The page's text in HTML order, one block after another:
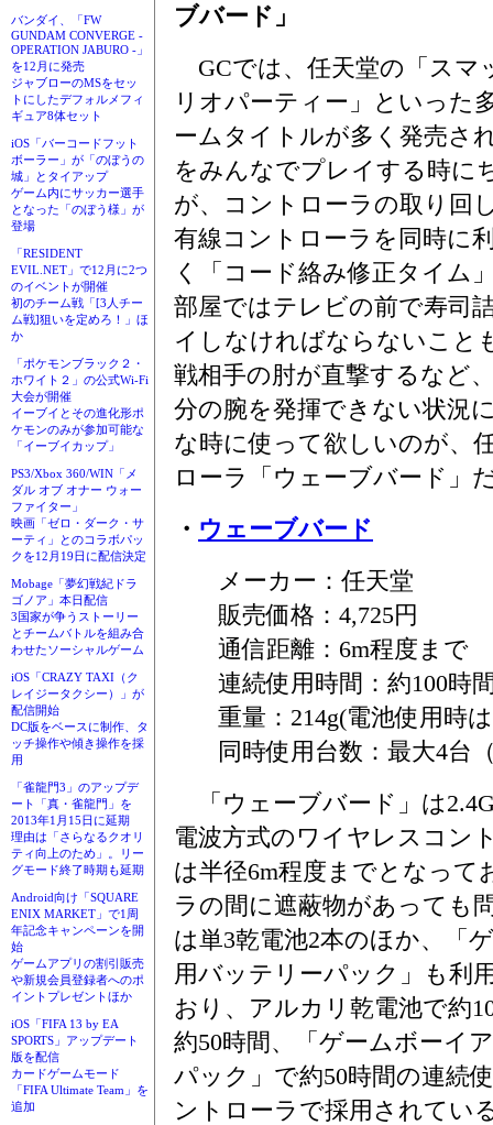
バンダイ、「FW
GUNDAM CONVERGE -
OPERATION JABURO -」
を12月に発売
ジャブローのMSをセッ
トにしたデフォルメフィ
ギュア8体セット
iOS「バーコードフット
ボーラー」が「のぼうの
城」とタイアップ
ゲーム内にサッカー選手
となった「のぼう様」が
登場
「RESIDENT
EVIL.NET」で12月に2つ
のイベントが開催
初のチーム戦「[3人チー
ム戦]狙いを定めろ！」ほ
か
「ポケモンブラック２・
ホワイト２」の公式Wi-Fi
大会が開催
イーブイとその進化形ポ
ケモンのみが参加可能な
「イーブイカップ」
PS3/Xbox 360/WIN「メ
ダル オブ オナー ウォー
ファイター」
映画「ゼロ・ダーク・サ
ーティ」とのコラボパッ
クを12月19日に配信決定
Mobage「夢幻戦紀ドラ
ゴノア」本日配信
3国家が争うストーリー
とチームバトルを組み合
わせたソーシャルゲーム
iOS「CRAZY TAXI（ク
レイジータクシー）」が
配信開始
DC版をベースに制作、タ
ッチ操作や傾き操作を採
用
「雀龍門3」のアップデ
ート「真・雀龍門」を
2013年1月15日に延期
理由は「さらなるクオリ
ティ向上のため」。リー
グモード終了時期も延期
Android向け「SQUARE
ENIX MARKET」で1周
年記念キャンペーンを開
始
ゲームアプリの割引販売
や新規会員登録者へのポ
イントプレゼントほか
iOS「FIFA 13 by EA
SPORTS」アップデート
版を配信
カードゲームモード
「FIFA Ultimate Team」を
追加
ブバード」
GCでは、任天堂の「スマ
リオパーティー」といった
ームタイトルが多く発売さ
をみんなでプレイする時に
が、コントローラの取り回
有線コントローラを同時に
く「コード絡み修正タイム
部屋ではテレビの前で寿司
イしなければならないこと
戦相手の肘が直撃するなど
分の腕を発揮できない状況
な時に使って欲しいのが、
ローラ「ウェーブバード」
・ ウェーブバード
メーカー：任天堂
販売価格：4,725円
通信距離：6m程度まで
連続使用時間：約100時
重量：214g(電池使用時
同時使用台数：最大4台
「ウェーブバード」は
電波方式のワイヤレスコン
は半径6m程度までとなって
ラの間に遮蔽物があっても
は単3乾電池2本のほか、「
用バッテリーパック」も利
おり、アルカリ乾電池で約
約50時間、「ゲームボーイ
パック」で約50時間の連続
ントローラで採用されてい